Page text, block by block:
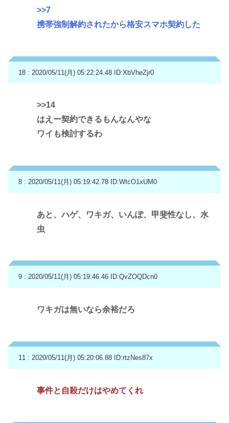
>>7
携帯強制解約されたから格安スマホ契約した
18 : 2020/05/11(月) 05:22:24.48 ID:XbVheZjr0
>>14
はえー契約できるもんなんやな
ワイも検討するわ
8 : 2020/05/11(月) 05:19:42.78 ID:WtcO1xUM0
あと、ハゲ、ワキガ、いんぽ、甲斐性なし、水
虫
9 : 2020/05/11(月) 05:19:46.46 ID:QvZOQDcn0
ワキガは無いなら余裕だろ
11 : 2020/05/11(月) 05:20:06.88 ID:rtzNes87x
事件と自殺だけはやめてくれ